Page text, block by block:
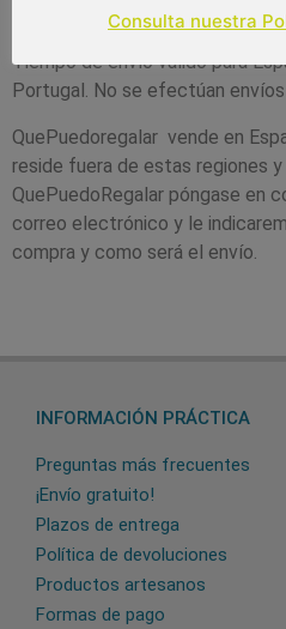
posible por parte de la tienda y
Tiempo de envío válido para
Portugal. No se efectúan
QuePuedoregalar vende en
reside fuera de estas regiones
QuePuedoRegalar póngase en
correo electrónico y le
compra y como será el envío.
INFORMACIÓN PRÁCTICA
Preguntas más frecuentes
¡Envío gratuito!
Plazos de entrega
Política de devoluciones
Productos artesanos
Formas de pago
Consulta nuestra